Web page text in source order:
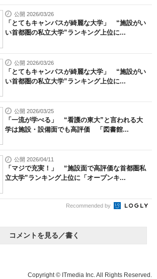
公開 2026/03/26
「とてもキャンパスが綺麗な大学」 “施設がい
い首都圏の私立大学”ランキング上位に...
公開 2026/03/26
「とてもキャンパスが綺麗な大学」 “施設がい
い首都圏の私立大学”ランキング上位に...
公開 2026/03/25
「一流が学べる」 “看護の東大”と言われる大
学は施設・設備面でも高評価 「図書館...
公開 2026/04/11
「マジで充実！」 “施設面で高評価な首都圏私
立大学”ランキング上位に「オープンキ...
Recommended by
コメントを見る／書く
Copyright © ITmedia Inc. All Rights Reserved.